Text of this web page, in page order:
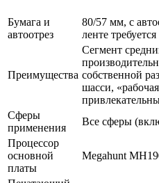
Бумага и
автоотрез
80/57 мм, с
ленте
Преимущества
Сегмент
собственной
шасси,
Сферы
применения
Все сферы
Процессор
основной
платы
Megahunt